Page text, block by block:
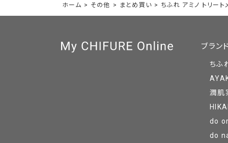
ホーム > その他 > まとめ買い > ちふれ アミノ トリート
ブラン
ちふ
潤肌
do
do